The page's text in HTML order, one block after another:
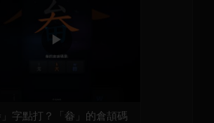
▶
」字點打？「畚」的倉頡碼